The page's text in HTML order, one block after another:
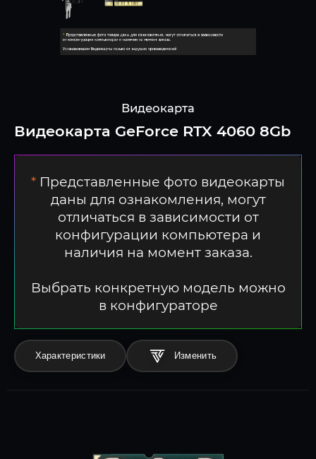
Видеокарта
Видеокарта GeForce RTX 4060 8Gb
* Представленные фото видеокарты
даны для ознакомления, могут
отличаться в зависимости от
конфигурации компьютера и
наличия на момент заказа.
Выбрать конкретную модель можно
в конфигураторе
Характеристики